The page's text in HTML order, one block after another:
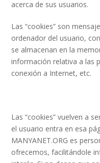
acerca de sus usuarios.
Las “cookies” son
ordenador del usuario,
se almacenan en la
información relativa a las
conexión a Internet, etc.
Las “cookies” vuelven a
el usuario entra en esa
MANYANET.ORG es
ofrecemos, facilitándole